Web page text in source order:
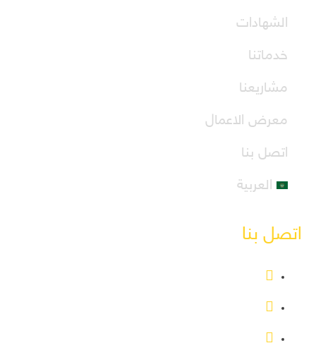
الشهادات
خدماتنا
مشاريعنا
معرض الاعمال
اتصل بنا
العربية
اتصل بنا